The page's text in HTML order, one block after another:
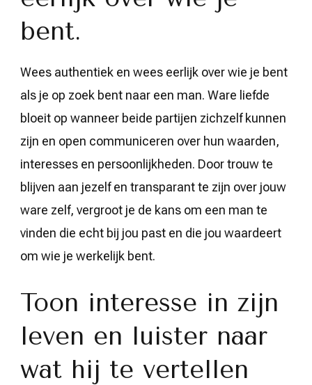
bent.
Wees authentiek en wees eerlijk over wie je bent
als je op zoek bent naar een man. Ware liefde
bloeit op wanneer beide partijen zichzelf kunnen
zijn en open communiceren over hun waarden,
interesses en persoonlijkheden. Door trouw te
blijven aan jezelf en transparant te zijn over jouw
ware zelf, vergroot je de kans om een man te
vinden die echt bij jou past en die jou waardeert
om wie je werkelijk bent.
Toon interesse in zijn
leven en luister naar
wat hij te vertellen